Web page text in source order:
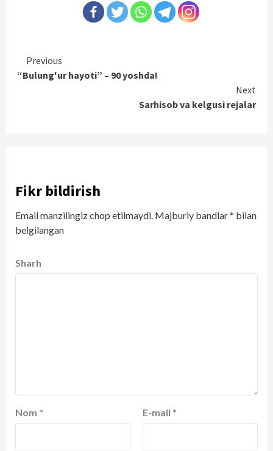
Continue
Reading
Previous
“Bulung'ur hayoti” – 90 yoshda!
Next
Sarhisob va kelgusi rejalar
Fikr bildirish
Email manzilingiz chop etilmaydi. Majburiy bandlar* bilan
belgilangan
Sharh
Nom * E-mail *